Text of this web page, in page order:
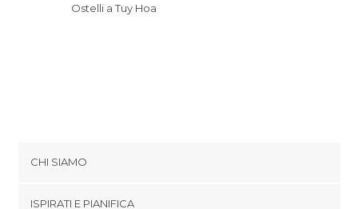
Ostelli a Tuy Hoa
CHI SIAMO
ISPIRATI E PIANIFICA